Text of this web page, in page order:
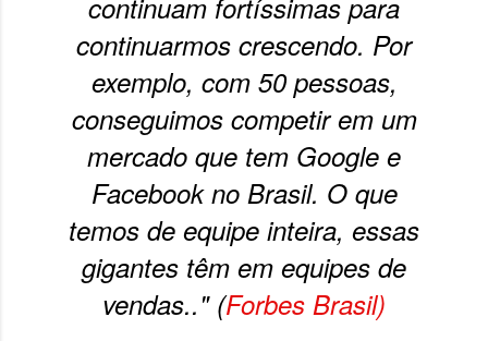
continuam fortíssimas para
continuarmos crescendo. Por
exemplo, com 50 pessoas,
conseguimos competir em um
mercado que tem Google e
Facebook no Brasil. O que
temos de equipe inteira, essas
gigantes têm em equipes de
vendas.." (Forbes Brasil)